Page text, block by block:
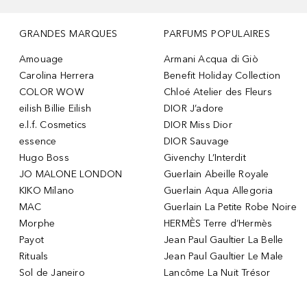
GRANDES MARQUES
Amouage
Carolina Herrera
COLOR WOW
eilish Billie Eilish
e.l.f. Cosmetics
essence
Hugo Boss
JO MALONE LONDON
KIKO Milano
MAC
Morphe
Payot
Rituals
Sol de Janeiro
PARFUMS POPULAIRES
Armani Acqua di Giò
Benefit Holiday Collection
Chloé Atelier des Fleurs
DIOR J’adore
DIOR Miss Dior
DIOR Sauvage
Givenchy L’Interdit
Guerlain Abeille Royale
Guerlain Aqua Allegoria
Guerlain La Petite Robe Noire
HERMÈS Terre d’Hermès
Jean Paul Gaultier La Belle
Jean Paul Gaultier Le Male
Lancôme La Nuit Trésor